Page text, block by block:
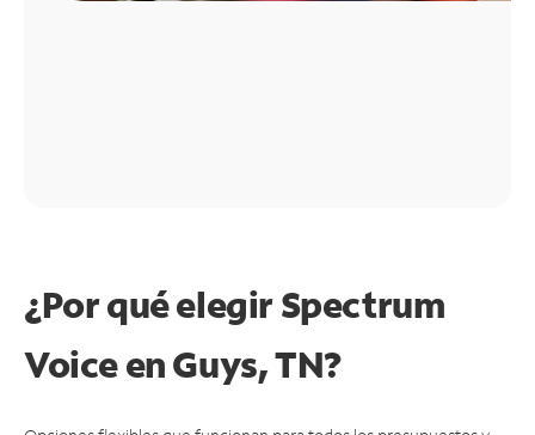
¿Por qué elegir Spectrum
Voice en Guys, TN?